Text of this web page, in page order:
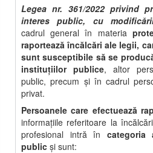
Legea nr. 361/2022 privind
interes public, cu
cadrul general în materia
raportează încălcări ale legii,
sunt susceptibile să se
instituţiilor publice, altor
public, precum şi în cadrul
privat.
Persoanele care efectuează
informaţiile referitoare la
profesional intră în categoria
public și sunt: